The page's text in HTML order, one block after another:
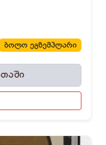
ბოლო ეგზემპლარი